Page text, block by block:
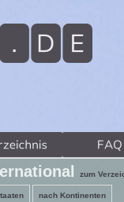
zum
nach Kontinenten